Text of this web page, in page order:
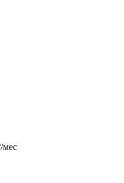
мес